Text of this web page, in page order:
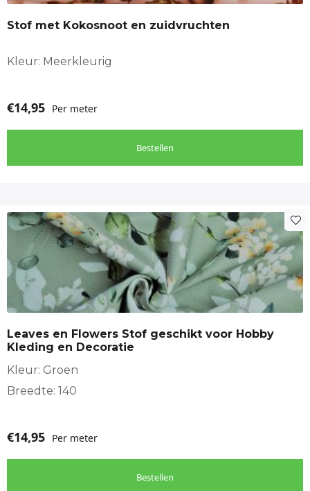
Gordijnen
https://makomastoffen.nl/winkel/?filters=product_cat[1519]
Stof met Kokosnoot en zuidvruchten
Kleur: Meerkleurig
€14,95 Per meter
Bestellen
Leaves en Flowers Stof geschikt voor Hobby
Kleding en Decoratie
Kleur: Groen
Breedte: 140
€14,95 Per meter
Bestellen